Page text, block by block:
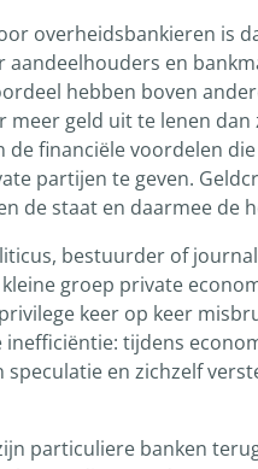
overheidsbankieren is
aandeelhouders en
hebben boven
geld uit te lenen dan
de financiële voordelen
partijen te geven.
de staat en daarmee de
bestuurder of
groep private
keer op keer
tijdens
en zichzelf
particuliere banken